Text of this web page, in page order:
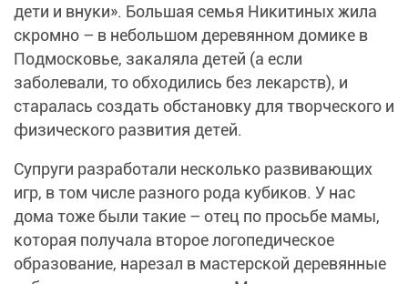
дети и внуки». Большая семья Никитиных жила
скромно – в небольшом деревянном домике в
Подмосковье, закаляла детей (а если
заболевали, то обходились без лекарств), и
старалась создать обстановку для творческого и
физического развития детей.
Супруги разработали несколько развивающих
игр, в том числе разного рода кубиков. У нас
дома тоже были такие – отец по просьбе мамы,
которая получала второе логопедическое
образование, нарезал в мастерской деревянные